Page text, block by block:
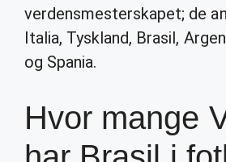
verdensmesterskapet; de
Italia, Tyskland, Brasil,
og Spania.
Hvor mange